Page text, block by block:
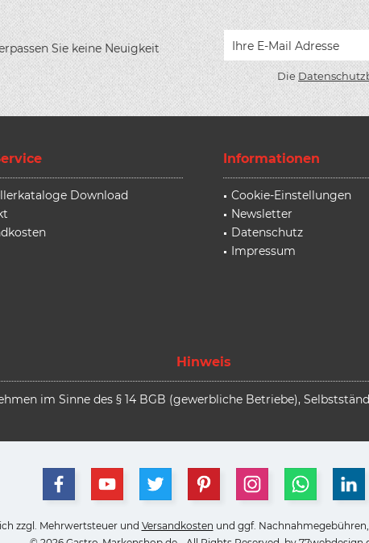
Sie keine Neuigkeit
Die
Download
Informationen
Cookie-Einstellungen
Newsletter
Datenschutz
Impressum
Hinweis
im Sinne des § 14 BGB (gewerbliche Betriebe),
zzgl. Mehrwertsteuer und Versandkosten und ggf.